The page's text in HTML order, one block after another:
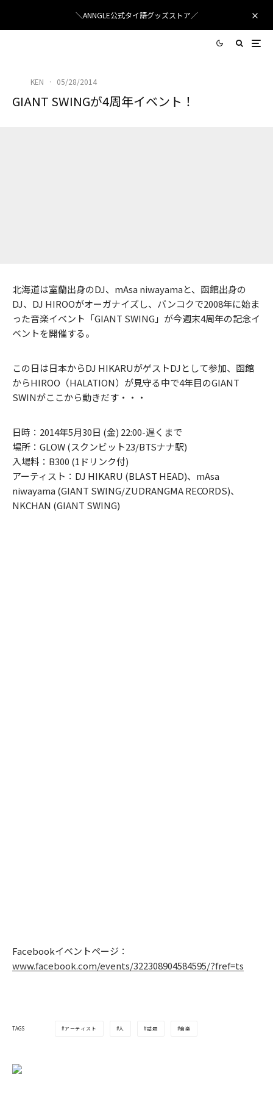
＼ANNGLE公式タイ語グッズストア／
KEN · 05/28/2014
GIANT SWINGが4周年イベント！
北海道は室蘭出身のDJ、mAsa niwayamaと、函館出身の
DJ、DJ HIROOがオーガナイズし、バンコクで2008年に始ま
った音楽イベント「GIANT SWING」が今週末4周年の記念イ
ベントを開催する。
この日は日本からDJ HIKARUがゲストDJとして参加、函館
からHIROO（HALATION）が見守る中で4年目のGIANT
SWINがここから動きだす・・・
日時：2014年5月30日 (金) 22:00-遅くまで
場所：GLOW (スクンビット23/BTSナナ駅)
入場料：B300 (1ドリンク付)
アーティスト：DJ HIKARU (BLAST HEAD)、mAsa
niwayama (GIANT SWING/ZUDRANGMA RECORDS)、
NKCHAN (GIANT SWING)
Facebookイベントページ：
www.facebook.com/events/322308904584595/?fref=ts
TAGS アーティスト 人 話題 音楽